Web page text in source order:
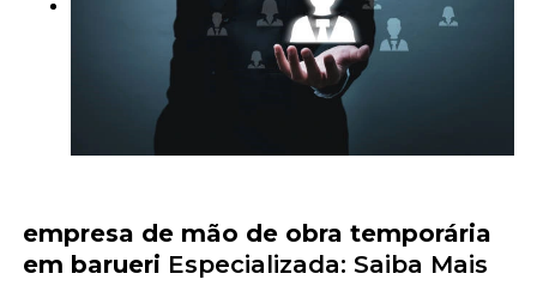
empresa de mão de obra temporária
em barueri Especializada: Saiba Mais